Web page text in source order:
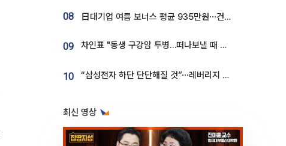
08 日대기업 여름 보너스 평균 935만원⋯건설회사 1800만 넘어
09 차인표 "동생 구강암 투병…떠나보낼 때 가장 힘들었다”
10 “삼성전자 하단 단단해질 것”⋯레버리지 규제에 쏠림 완화 [찐코노미]
최신 영상